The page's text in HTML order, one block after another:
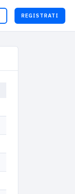
REGISTRATI